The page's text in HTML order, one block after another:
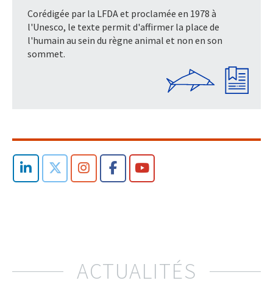
Corédigée par la LFDA et proclamée en 1978 à
l'Unesco, le texte permit d'affirmer la place de
l'humain au sein du règne animal et non en son
sommet.
ACTUALITÉS